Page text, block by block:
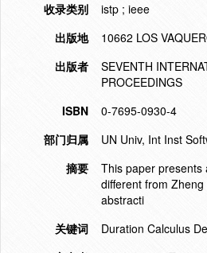
收录类别
istp ; ieee
出版地
10662 LOS
出版者
SEVENTH
PROCEEDINGS
ISBN
0-7695-0930-4
部门归属
UN Univ, Int Inst
摘要
This paper presents
different from
abstracti
关键词
Duration Calculus